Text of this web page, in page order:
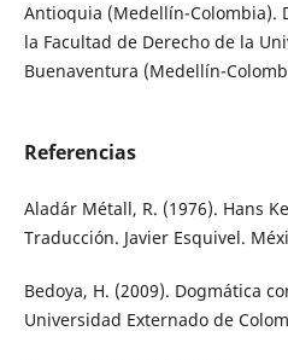
Antioquia (Medellín-Colombia).
la Facultad de Derecho de la
Buenaventura (Medellín-
Referencias
Aladár Métall, R. (1976). Hans
Traducción. Javier Esquivel.
Bedoya, H. (2009). Dogmática
Universidad Externado de